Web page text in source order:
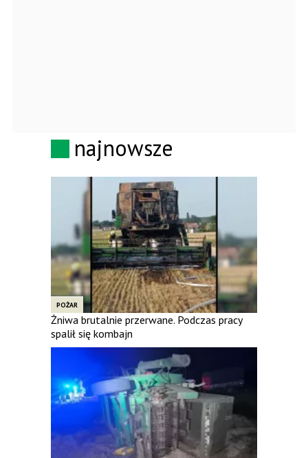
najnowsze
POŻAR
Żniwa brutalnie przerwane. Podczas pracy
spalił się kombajn